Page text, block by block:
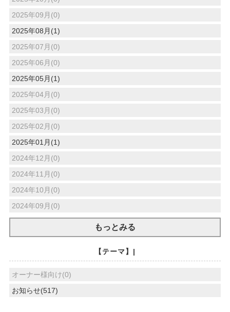
2025年09月(0)
2025年08月(1)
2025年07月(0)
2025年06月(0)
2025年05月(1)
2025年04月(0)
2025年03月(0)
2025年02月(0)
2025年01月(1)
2024年12月(0)
2024年11月(0)
2024年10月(0)
2024年09月(0)
もっとみる
【テーマ】|
オーナー様向け(0)
お知らせ(517)